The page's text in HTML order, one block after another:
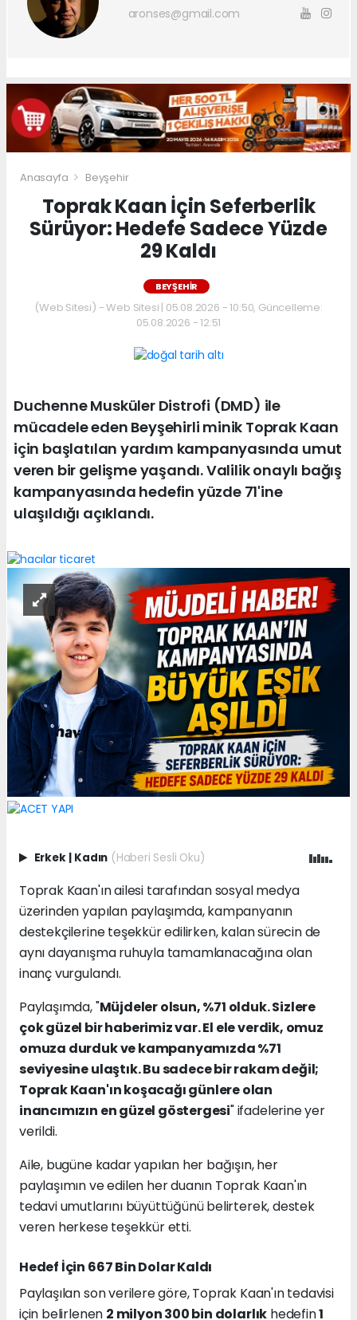
aronses@gmail.com
Anasayfa Beyşehir
Toprak Kaan İçin Seferberlik
Sürüyor: Hedefe Sadece Yüzde
29 Kaldı
BEYŞEHIR
(Web Sitesi) - Web Sitesi | 05.08.2026 - 10:50, Güncelleme:
05.08.2026 - 12:51
Duchenne Musküler Distrofi (DMD) ile
mücadele eden Beyşehirli minik Toprak Kaan
için başlatılan yardım kampanyasında umut
veren bir gelişme yaşandı. Valilik onaylı bağış
kampanyasında hedefin yüzde 71'ine
ulaşıldığı açıklandı.
Erkek | Kadın (Haberi Sesli Oku)
Toprak Kaan'ın ailesi tarafından sosyal medya
üzerinden yapılan paylaşımda, kampanyanın
destekçilerine teşekkür edilirken, kalan sürecin de
aynı dayanışma ruhuyla tamamlanacağına olan
inanç vurgulandı.
Paylaşımda, "Müjdeler olsun, %71 olduk. Sizlere
çok güzel bir haberimiz var. El ele verdik, omuz
omuza durduk ve kampanyamızda %71
seviyesine ulaştık. Bu sadece bir rakam değil;
Toprak Kaan'ın koşacağı günlere olan
inancımızın en güzel göstergesi" ifadelerine yer
verildi.
Aile, bugüne kadar yapılan her bağışın, her
paylaşımın ve edilen her duanın Toprak Kaan'ın
tedavi umutlarını büyüttüğünü belirterek, destek
veren herkese teşekkür etti.
Hedef İçin 667 Bin Dolar Kaldı
Paylaşılan son verilere göre, Toprak Kaan'ın tedavisi
için belirlenen 2 milyon 300 bin dolarlık hedefin1